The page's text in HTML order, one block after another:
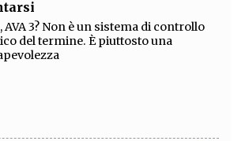
AVA 3? Non è un sistema di controllo
del termine. È piuttosto una